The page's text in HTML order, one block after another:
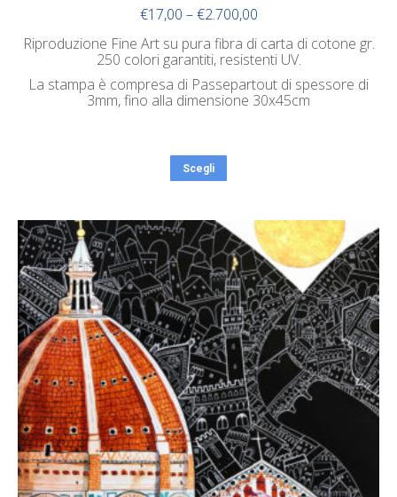
€17,00 –€2.700,00
Riproduzione Fine Art su pura fibra di carta di cotone gr.
250 colori garantiti, resistenti UV.
La stampa è compresa di Passepartout di spessore di
3mm, fino alla dimensione 30x45cm
Scegli